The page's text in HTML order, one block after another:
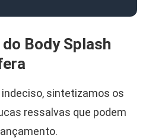
Body Splash
sintetizamos os
ressalvas que podem